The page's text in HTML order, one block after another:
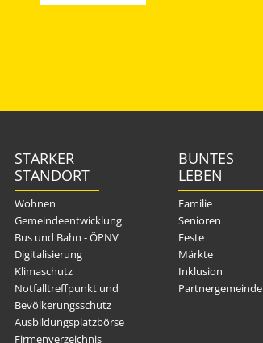
STARKER
STANDORT
Wohnen
Gemeindeentwicklung
Bus und Bahn - ÖPNV
Digitalisierung
Klimaschutz
Notfalltreffpunkt und
Bevölkerungsschutz
Ausbildungsplatzbörse
Firmenverzeichnis
BUNTES
LEBEN
Familie
Senioren
Feste
Märkte
Inklusion
Partnergemeinde